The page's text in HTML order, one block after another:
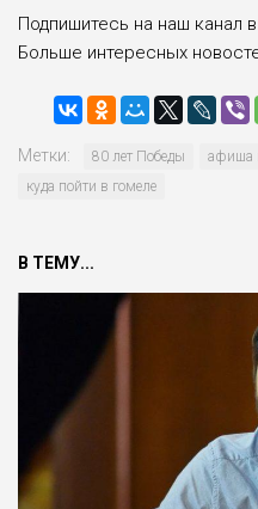
Подпишитесь на наш канал в
Больше интересных
Метки: 80 лет Победы афиша
куда пойти в гомеле
В ТЕМУ...